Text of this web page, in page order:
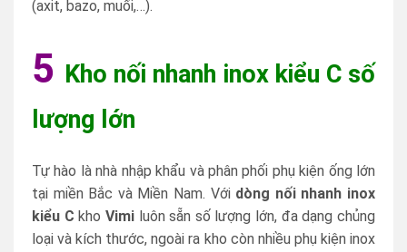
(axit, bazo, muối,…).
5 Kho nối nhanh inox kiểu C số
lượng lớn
Tự hào là nhà nhập khẩu và phân phối phụ kiện ống lớn
tại miền Bắc và Miền Nam. Với dòng nối nhanh inox
kiểu C kho Vimiluôn sẵn số lượng lớn, đa dạng chủng
loại và kích thước, ngoài ra kho còn nhiều phụ kiện inox